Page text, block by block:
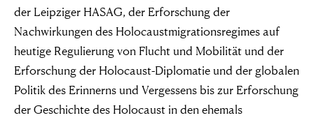
der Leipziger HASAG, der Erforschung der
Nachwirkungen des Holocaustmigrationsregimes auf
heutige Regulierung von Flucht und Mobilität und der
Erforschung der Holocaust-Diplomatie und der globalen
Politik des Erinnerns und Vergessens bis zur Erforschung
der Geschichte des Holocaust in den ehemals